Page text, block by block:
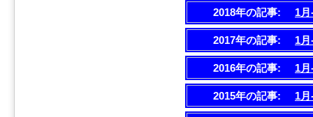
2018年の記事: 1
2017年の記事: 1
2016年の記事: 1
2015年の記事: 1